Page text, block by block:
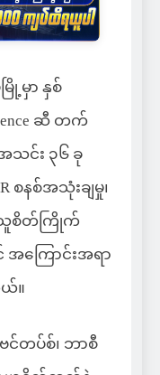
ြို့မှာ နှစ်
ဆီ တက်
သင်း ၃၆ ခု
စနစ်အသုံးချမှု၊
သူစိတ်ကြိုက်
အကြောင်းအရာ
ယ်။
င်တပ်စ်၊ ဘာစီ